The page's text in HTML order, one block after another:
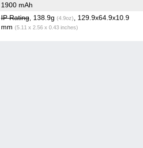
1900 mAh
IP Rating, 138.9g (4.9oz)
, 129.9x64.9x10.9
mm (5.11 x 2.56 x 0.43 inches)